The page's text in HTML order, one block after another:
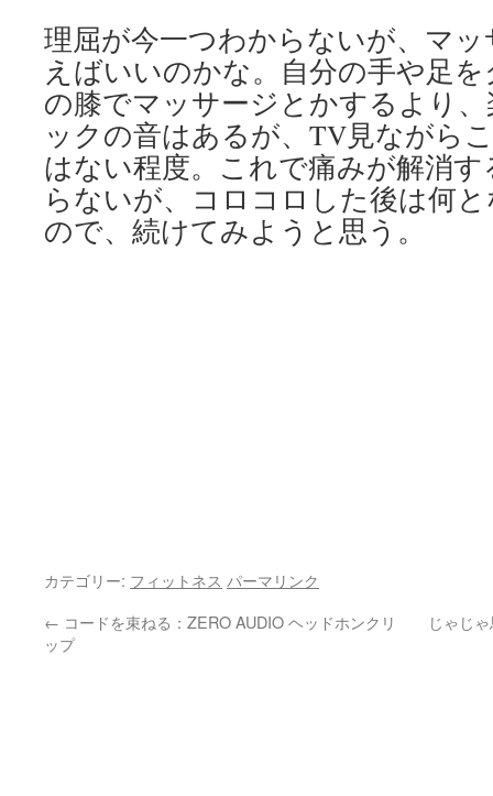
理屈が今一つわからないが、マ
えばいいのかな。自分の手や足
の膝でマッサージとかするより
ックの音はあるが、TV見ながら
はない程度。これで痛みが解消
らないが、コロコロした後は何
ので、続けてみようと思う。
カテゴリー: フィットネス パーマリンク
← コードを束ねる：ZERO AUDIO ヘッドホンクリ
ップ
じゃじ